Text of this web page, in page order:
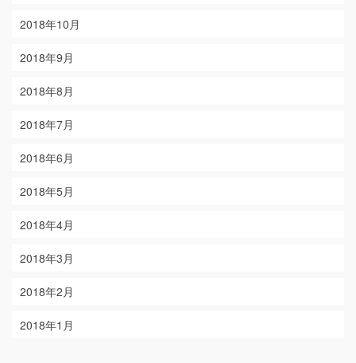
2018年10月
2018年9月
2018年8月
2018年7月
2018年6月
2018年5月
2018年4月
2018年3月
2018年2月
2018年1月